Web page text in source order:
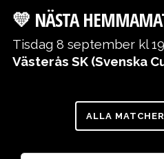
💛 NÄSTA
Tisdag 8 september kl
Västerås SK (Svenska
ALLA